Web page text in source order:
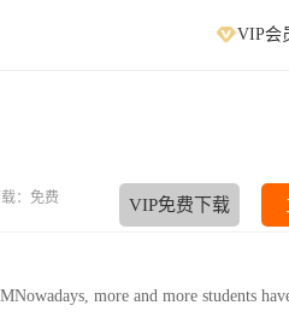
VIP会
载：免费 VIP免费下载
more and more students